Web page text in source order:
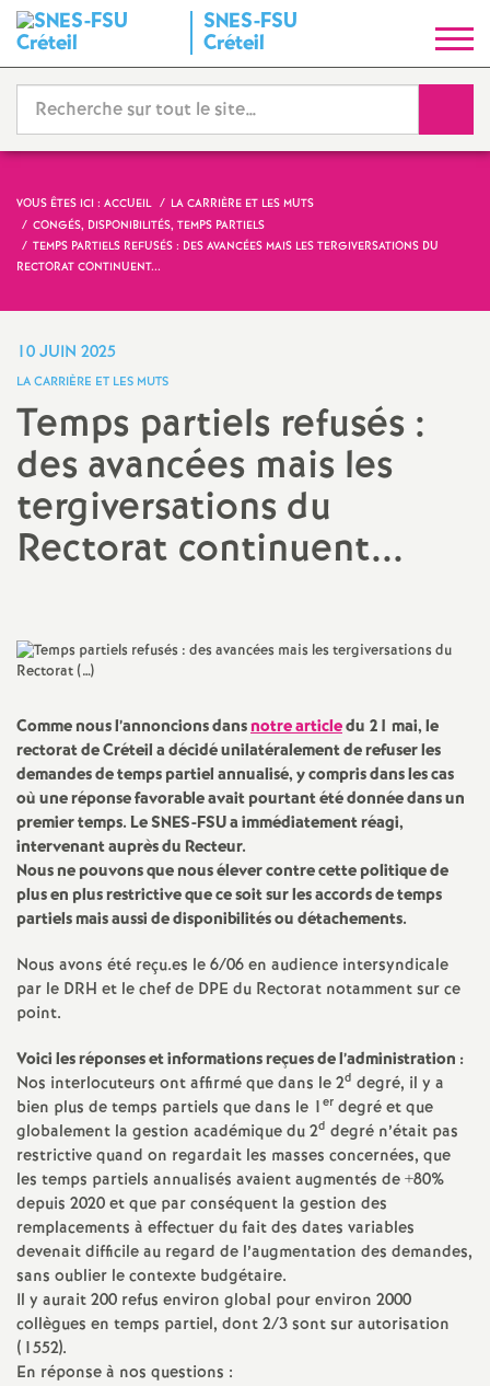
SNES-FSU
Créteil
y
n
i
c
t
N
a
i
o
n
a
l
d
e
s
E
n
s
e
i
VOUS ÊTES ICI : ACCUEIL
LA CARRIÈRE ET LES MUTS
CONGÉS, DISPONIBILITÉS, TEMPS PARTIELS
TEMPS PARTIELS REFUSÉS : DES AVANCÉES MAIS LES TERGIVERSATIONS DU
RECTORAT CONTINUENT...
10 JUIN 2025
LA CARRIÈRE ET LES MUTS
Temps partiels refusés :
des avancées mais les
tergiversations du
Rectorat continuent...
Comme nous l’annoncions dansnotre articledu 21 mai, le
rectorat de Créteil a décidé unilatéralement de refuser les
demandes de temps partiel annualisé, y compris dans les cas
où une réponse favorable avait pourtant été donnée dans un
premier temps. LeSNES-FSUa immédiatement réagi,
intervenant auprès du Recteur.
Nous ne pouvons que nous élever contre cette politique de
plus en plus restrictive que ce soit sur les accords de temps
partiels mais aussi de disponibilités ou détachements.
Nous avons été reçu.es le 6/06 en audience intersyndicale
par le DRH et le chef de DPE du Rectorat notamment sur ce
point.
Voici les réponses et informations reçues de l’administration :
Nos interlocuteurs ont affirmé que dans le 2d degré, il y a
bien plus de temps partiels que dans le 1er degré et que
globalement la gestion académique du 2d degré n’était pas
restrictive quand on regardait les masses concernées, que
les temps partiels annualisés avaient augmentés de +80%
depuis 2020 et que par conséquent la gestion des
remplacements à effectuer du fait des dates variables
devenait difficile au regard de l’augmentation des demandes,
sans oublier le contexte budgétaire.
Il y aurait 200 refus environ global pour environ 2000
collègues en temps partiel, dont 2/3 sont sur autorisation
(1552).
En réponse à nos questions :